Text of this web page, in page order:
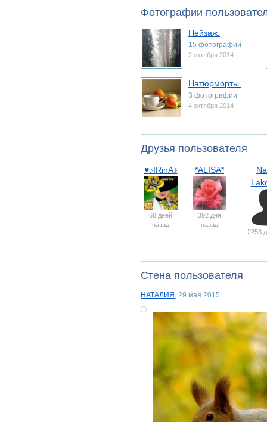
Фотографии
Пейзаж.
15 фотографий
2 октября 2014
Натюрморты.
3 фотографии
4 октября 2014
Друзья пользователя
♥♪IRinA♪
68 дней
назад
*ALISA*
392 дня
назад
2253
Стена пользователя
НАТАЛИЯ , 29 мая 2015: